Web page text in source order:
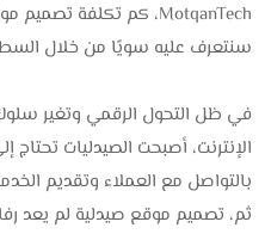
سنتعرف عليه سويًا من خلال
في ظل التحول الرقمي وتغير
الإنترنت، أصبحت الصيدليات
بالتواصل مع العملاء وتقديم
ثم، تصميم موقع صيدلية لم يعد